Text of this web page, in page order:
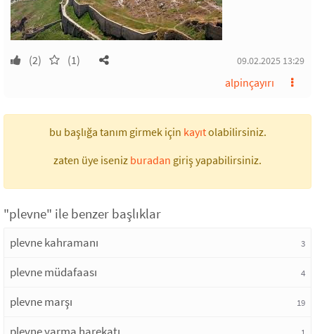
(2) (1) 09.02.2025 13:29
alpinçayırı
bu başlığa tanım girmek için kayıtolabilirsiniz.
zaten üye iseniz buradan giriş yapabilirsiniz.
"plevne" ile benzer başlıklar
plevne kahramanı 3
plevne müdafaası 4
plevne marşı 19